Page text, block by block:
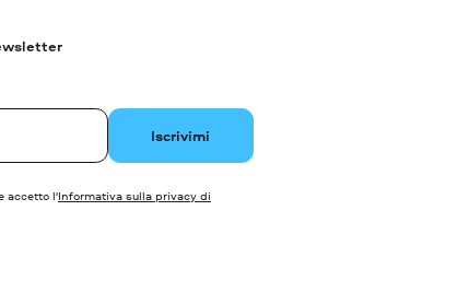
Iscrivimi
accetto l'Informativa sulla privacy di